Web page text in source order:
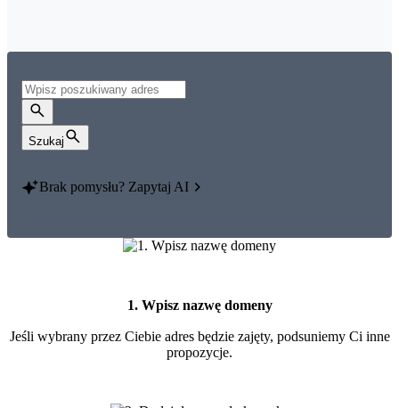
Szukaj
Brak pomysłu? Zapytaj AI
1. Wpisz nazwę domeny
Jeśli wybrany przez Ciebie adres będzie zajęty, podsuniemy Ci inne
propozycje.